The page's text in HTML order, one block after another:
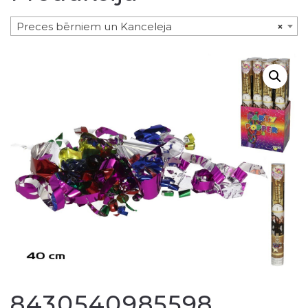
×
Preces bērniem un Kanceleja